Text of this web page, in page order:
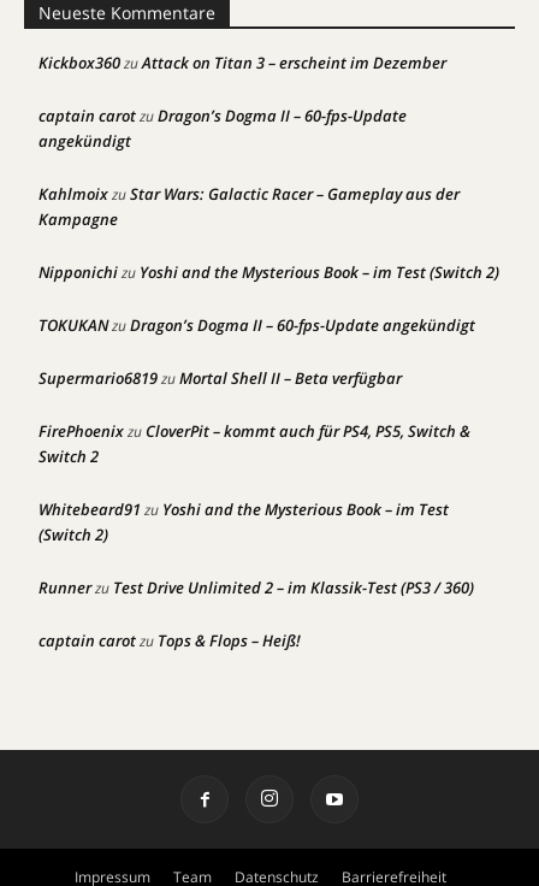
Neueste Kommentare
Kickbox360zuAttack on Titan 3 – erscheint im Dezember
captain carotzuDragon’s Dogma II – 60-fps-Update
angekündigt
KahlmoixzuStar Wars: Galactic Racer – Gameplay aus der
Kampagne
Nipponichizu Yoshi and the Mysterious Book – im Test (Switch 2)
TOKUKANzuDragon’s Dogma II – 60-fps-Update angekündigt
Supermario6819zuMortal Shell II – Beta verfügbar
FirePhoenixzuCloverPit – kommt auch für PS4, PS5, Switch &
Switch 2
Whitebeard91 zu Yoshi and the Mysterious Book – im Test
(Switch 2)
Runnerzu Test Drive Unlimited 2 – im Klassik-Test (PS3 / 360)
captain carotzu Tops & Flops – Heiß!
Impressum Team Datenschutz Barrierefreiheit